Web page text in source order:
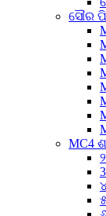
ସୌର
MC4